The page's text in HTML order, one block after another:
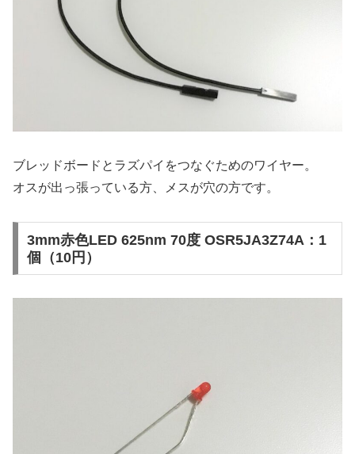
ブレッドボードとラズパイをつなぐためのワイヤー。
オスが出っ張っている方、メスが穴の方です。
3mm赤色LED 625nm 70度 OSR5JA3Z74A：1
個（10円）